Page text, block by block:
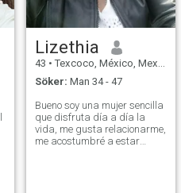
Lizethia
43 • Texcoco, México, Mexico
Söker: Man 34 - 47
Bueno soy una mujer sencilla
que disfruta día a día la
vida, me gusta relacionarme,
me acostumbré a estar